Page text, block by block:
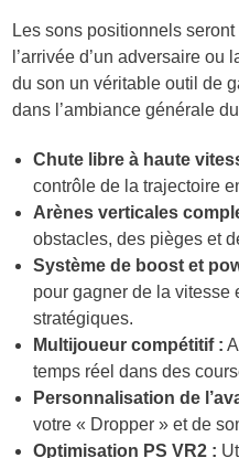
Les sons positionnels
l’arrivée d’un adversaire ou
du son un véritable outil de
dans l’ambiance générale
Chute libre à haute
contrôle de la trajectoire
Arènes verticales
obstacles, des pièges et
Système de boost et
pour gagner de la vitesse
stratégiques.
Multijoueur compétitif :
temps réel dans des
Personnalisation de
votre « Dropper » et de
Optimisation PS VR2 :